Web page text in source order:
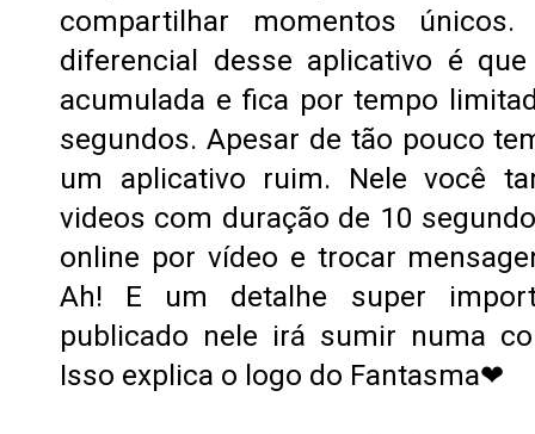
compartilhar momentos
diferencial desse aplicativo é
acumulada e fica por tempo
segundos. Apesar de tão pouco
um aplicativo ruim. Nele você
videos com duração de 10
online por vídeo e trocar
Ah! E um detalhe super
publicado nele irá sumir numa
Isso explica o logo do Fantasma❤